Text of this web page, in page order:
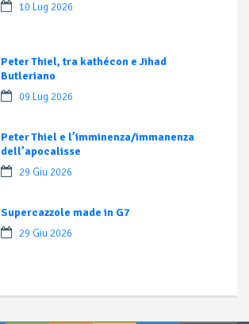
10 Lug 2026
Peter Thiel, tra kathécon e Jihad
Butleriano
09 Lug 2026
Peter Thiel e l’imminenza/immanenza
dell’apocalisse
29 Giu 2026
Supercazzole made in G7
29 Giu 2026